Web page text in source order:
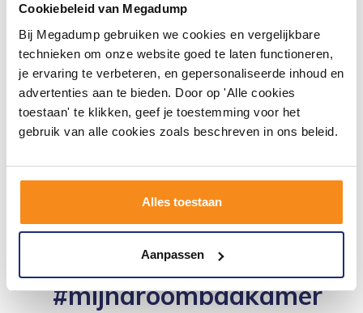
Cookiebeleid van Megadump
Bij Megadump gebruiken we cookies en vergelijkbare
technieken om onze website goed te laten functioneren,
je ervaring te verbeteren, en gepersonaliseerde inhoud en
advertenties aan te bieden. Door op 'Alle cookies
toestaan' te klikken, geef je toestemming voor het
gebruik van alle cookies zoals beschreven in ons beleid.
Alles toestaan
Aanpassen
Keramische Opzetwastafel
Varuna 41X41X15 Cm
Vóór 14:00 besteld,
113,74
94,00
Keramische Opzetwastafel
Varuna 46X46X16,5 Cm
Vóór 14:00 besteld,
volgende werkdag in huis
104,00
#mijndroombadkamer